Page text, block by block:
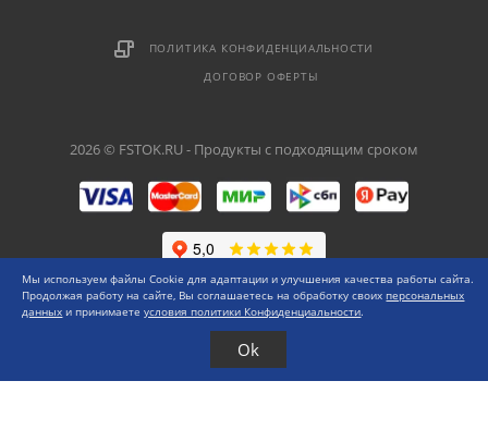
ПОЛИТИКА КОНФИДЕНЦИАЛЬНОСТИ
ДОГОВОР ОФЕРТЫ
2026 © FSTOK.RU - Продукты с подходящим сроком
Мы используем файлы Cookie для адаптации и улучшения качества работы сайта.
Продолжая работу на сайте, Вы соглашаетесь на обработку своихперсональных
данных и принимаетеусловия политики Конфиденциальности.
Ok